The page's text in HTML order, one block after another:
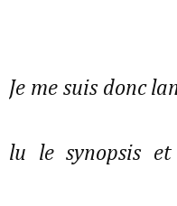
Je me suis donc
lu le synopsis